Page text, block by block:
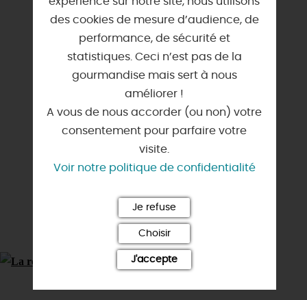
LOIRE
des cookies de mesure d’audience, de
performance, de sécurité et
statistiques. Ceci n’est pas de la
gourmandise mais sert à nous
améliorer !
A vous de nous accorder (ou non) votre
consentement pour parfaire votre
visite.
Voir notre politique de confidentialité
Je refuse
Choisir
J'accepte